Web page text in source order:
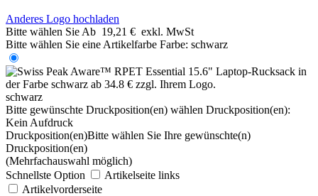
Anderes Logo hochladen
Bitte wählen Sie Ab 19,21 € exkl. MwSt
Bitte wählen Sie eine Artikelfarbe Farbe: schwarz
schwarz
Bitte gewünschte Druckposition(en) wählen Druckposition(en):
Kein Aufdruck
Druckposition(en)Bitte wählen Sie Ihre gewünschte(n)
Druckposition(en)
(Mehrfachauswahl möglich)
Schnellste Option
Artikelseite links
Artikelvorderseite